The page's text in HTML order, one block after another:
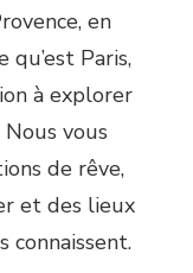
en
qu’est Paris,
à explorer
vous
de rêve,
et des lieux
connaissent.